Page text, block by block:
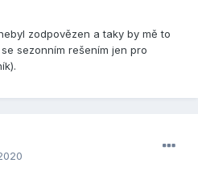
zodpovězen a taky by mě to
sezonním rešením jen pro